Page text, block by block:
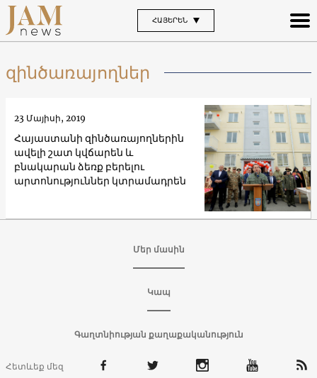
ՀԱՅԵՐԵՆ
զինծառայողներ
Հայաստանի զինծառայողներին
ավելի շատ կվճարեն և
բնակարան ձեռք բերելու
արտոնություններ կտրամադրեն
23 Մայիսի, 2019
Մեր մասին
Կապ
Գաղտնիության քաղաքականություն
Հետևեք մեզ